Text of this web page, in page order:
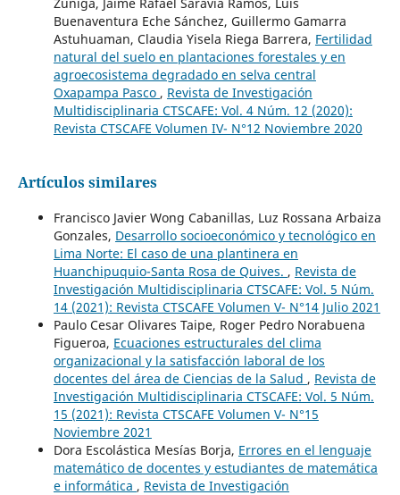
Buenaventura Eche Sánchez, Guillermo Gamarra
Astuhuaman, Claudia Yisela Riega Barrera, Fertilidad
natural del suelo en plantaciones forestales y en
agroecosistema degradado en selva central
Oxapampa Pasco , Revista de Investigación
Multidisciplinaria CTSCAFE: Vol. 4 Núm. 12 (2020):
Revista CTSCAFE Volumen IV- N°12 Noviembre 2020
Artículos similares
Francisco Javier Wong Cabanillas, Luz Rossana Arbaiza
Gonzales, Desarrollo socioeconómico y tecnológico en
Lima Norte: El caso de una plantinera en
Huanchipuquio-Santa Rosa de Quives. , Revista de
Investigación Multidisciplinaria CTSCAFE: Vol. 5 Núm.
14 (2021): Revista CTSCAFE Volumen V- N°14 Julio 2021
Paulo Cesar Olivares Taipe, Roger Pedro Norabuena
Figueroa, Ecuaciones estructurales del clima
organizacional y la satisfacción laboral de los
docentes del área de Ciencias de la Salud , Revista de
Investigación Multidisciplinaria CTSCAFE: Vol. 5 Núm.
15 (2021): Revista CTSCAFE Volumen V- N°15
Noviembre 2021
Dora Escolástica Mesías Borja, Errores en el lenguaje
matemático de docentes y estudiantes de matemática
e informática , Revista de Investigación